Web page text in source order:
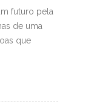
futuro pela
de uma
que